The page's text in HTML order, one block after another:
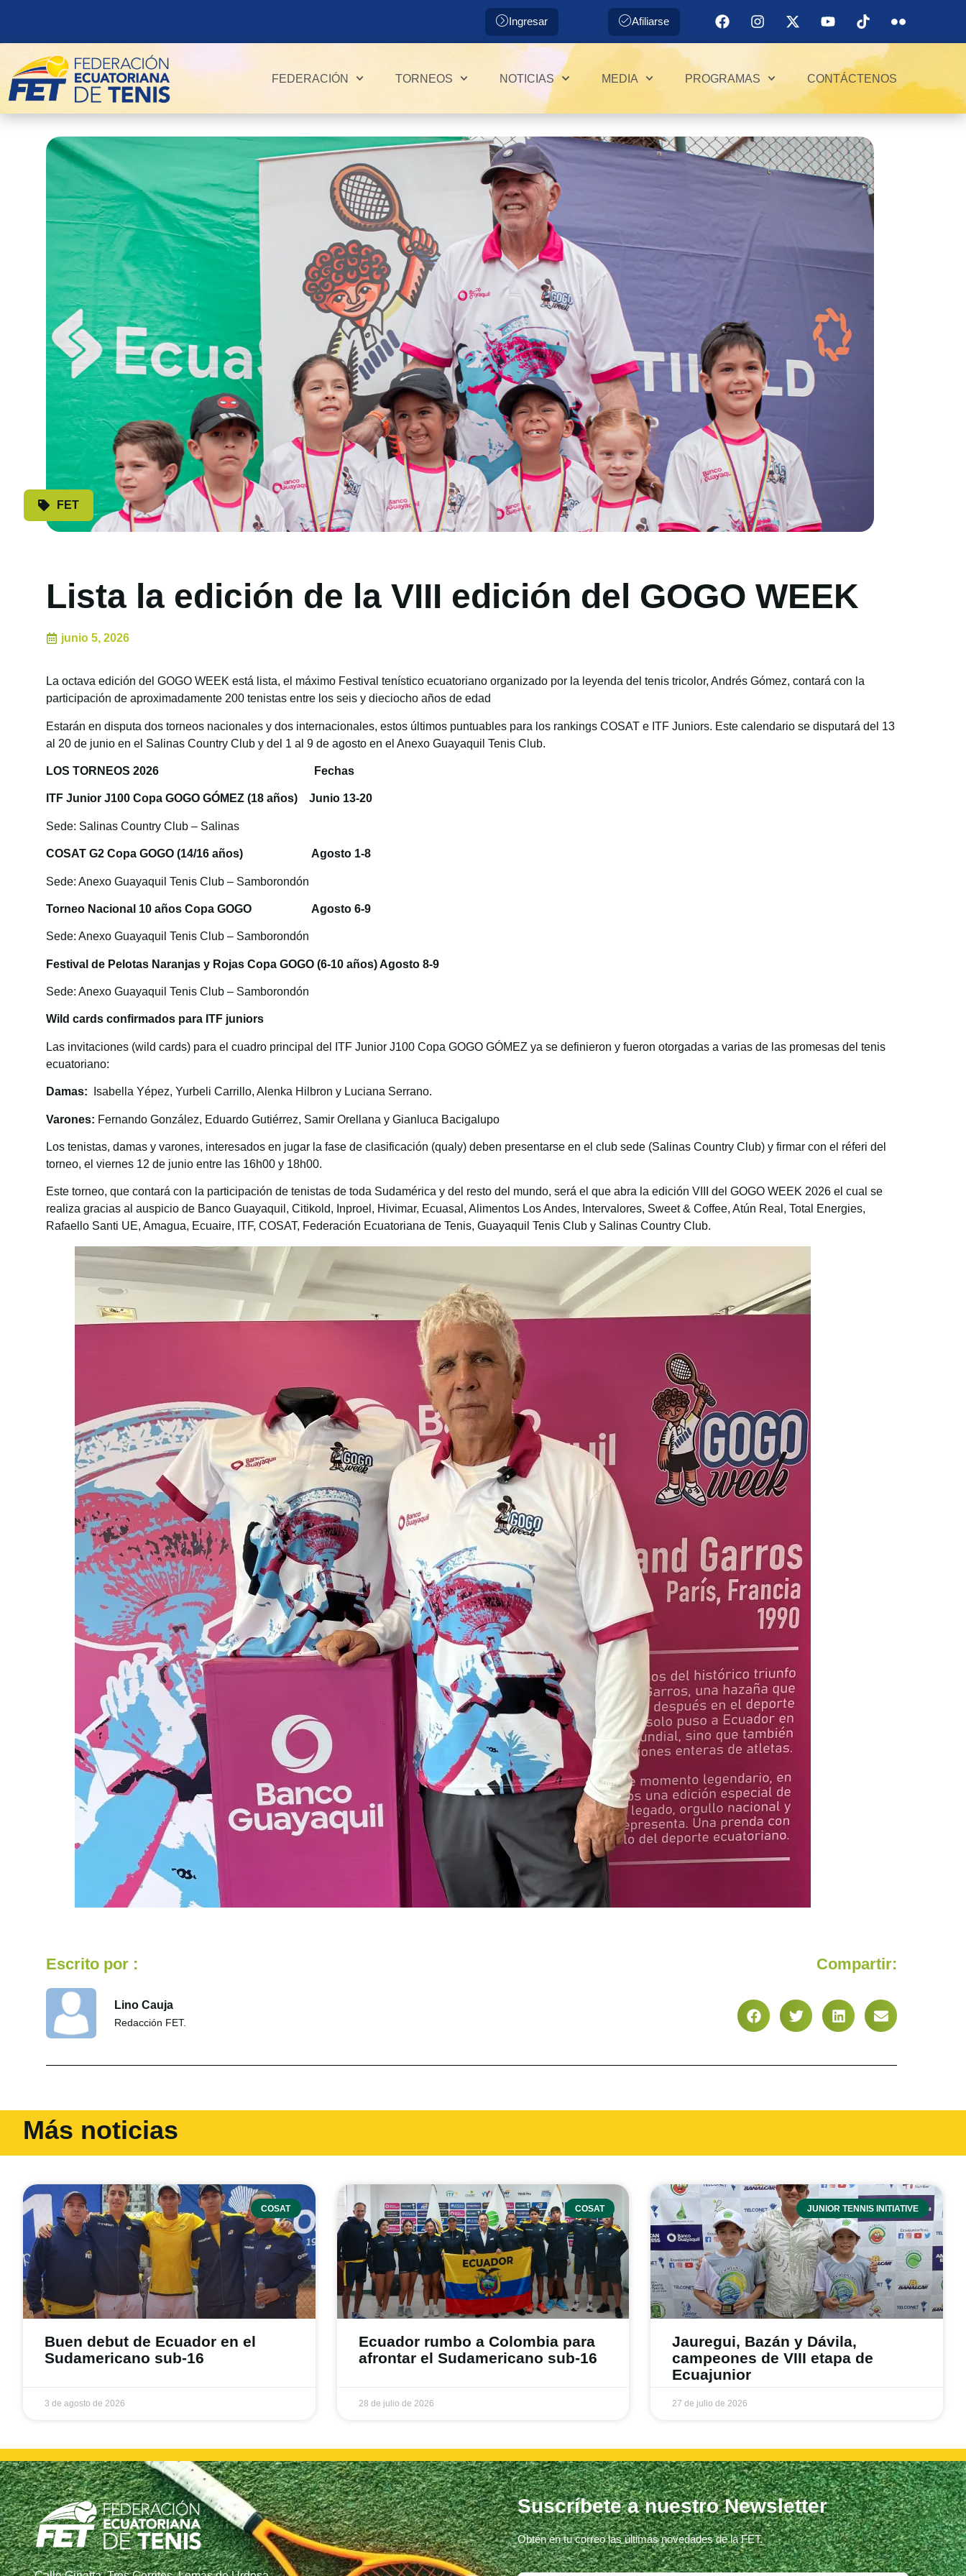
Ingresar Afiliarse
FEDERACIÓN TORNEOS NOTICIAS MEDIA PROGRAMAS CONTÁCTENOS
FET
Lista la edición de la VIII edición del GOGO WEEK
junio 5, 2026
La octava edición del GOGO WEEK está lista, el máximo Festival tenístico ecuatoriano organizado por la leyenda del tenis tricolor, Andrés Gómez, contará con la
participación de aproximadamente 200 tenistas entre los seis y dieciocho años de edad
Estarán en disputa dos torneos nacionales y dos internacionales, estos últimos puntuables para los rankings COSAT e ITF Juniors. Este calendario se disputará del 13
al 20 de junio en el Salinas Country Club y del 1 al 9 de agosto en el Anexo Guayaquil Tenis Club.
LOS TORNEOS 2026 Fechas
ITF Junior J100 Copa GOGO GÓMEZ (18 años) Junio 13-20
Sede: Salinas Country Club – Salinas
COSAT G2 Copa GOGO (14/16 años) Agosto 1-8
Sede: Anexo Guayaquil Tenis Club – Samborondón
Torneo Nacional 10 años Copa GOGO Agosto 6-9
Sede: Anexo Guayaquil Tenis Club – Samborondón
Festival de Pelotas Naranjas y Rojas Copa GOGO (6-10 años) Agosto 8-9
Sede: Anexo Guayaquil Tenis Club – Samborondón
Wild cards confirmados para ITF juniors
Las invitaciones (wild cards) para el cuadro principal del ITF Junior J100 Copa GOGO GÓMEZ ya se definieron y fueron otorgadas a varias de las promesas del tenis
ecuatoriano:
Damas: Isabella Yépez, Yurbeli Carrillo, Alenka Hilbron y Luciana Serrano.
Varones: Fernando González, Eduardo Gutiérrez, Samir Orellana y Gianluca Bacigalupo
Los tenistas, damas y varones, interesados en jugar la fase de clasificación (qualy) deben presentarse en el club sede (Salinas Country Club) y firmar con el réferi del
torneo, el viernes 12 de junio entre las 16h00 y 18h00.
Este torneo, que contará con la participación de tenistas de toda Sudamérica y del resto del mundo, será el que abra la edición VIII del GOGO WEEK 2026 el cual se
realiza gracias al auspicio de Banco Guayaquil, Citikold, Inproel, Hivimar, Ecuasal, Alimentos Los Andes, Intervalores, Sweet & Coffee, Atún Real, Total Energies,
Rafaello Santi UE, Amagua, Ecuaire, ITF, COSAT, Federación Ecuatoriana de Tenis, Guayaquil Tenis Club y Salinas Country Club.
Escrito por :
Lino Cauja
Redacción FET.
Compartir:
Más noticias
COSAT
Buen debut de Ecuador en el
Sudamericano sub-16
3 de agosto de 2026
COSAT
Ecuador rumbo a Colombia para
afrontar el Sudamericano sub-16
28 de julio de 2026
JUNIOR TENNIS INITIATIVE
Jauregui, Bazán y Dávila,
campeones de VIII etapa de
Ecuajunior
27 de julio de 2026
Suscríbete a nuestro Newsletter
Obtén en tu correo las últimas novedades de la FET.